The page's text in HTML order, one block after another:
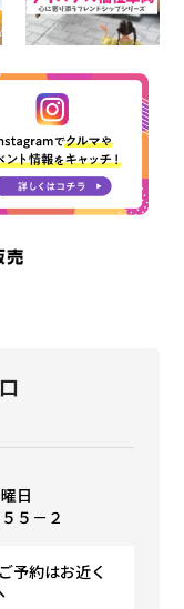
日
５－２
予約はお近く